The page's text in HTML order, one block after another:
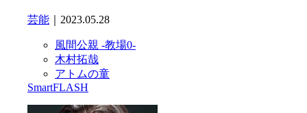
芸能 ｜2023.05.28
風間公親 -教場0-
木村拓哉
アトムの童
SmartFLASH